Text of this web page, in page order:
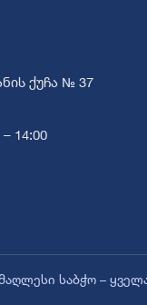
ქუჩა № 37
14:00
საბჭო –